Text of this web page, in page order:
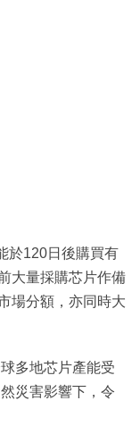
於120日後購買有
大量採購芯片作備
場分額，亦同時大
多地芯片產能受
災害影響下，令